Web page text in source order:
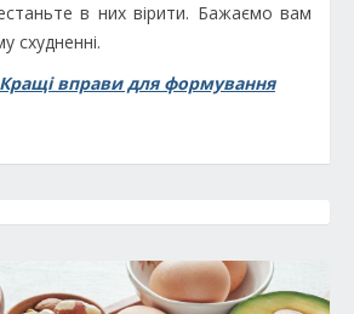
в них вірити. Бажаємо вам
схудненні.
Кращі вправи для формування